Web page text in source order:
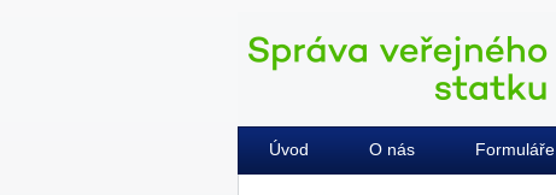
Úvod O nás Formuláře